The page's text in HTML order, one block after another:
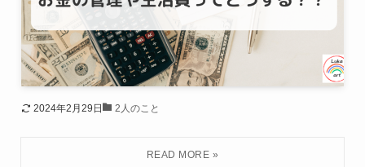
2024年2月29日 2人のこと